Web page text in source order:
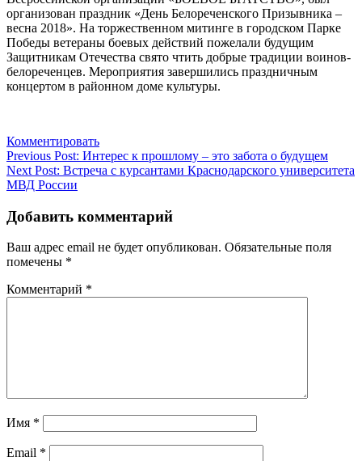
организован праздник «День Белореченского Призывника –
весна 2018». На торжественном митинге в городском Парке
Победы ветераны боевых действий пожелали будущим
Защитникам Отечества свято чтить добрые традиции воинов-
белореченцев. Мероприятия завершились праздничным
концертом в районном доме культуры.
Комментировать
Навигация
по
Previous Post: Интерес к прошлому – это забота о будущем
Next Post: Встреча с курсантами Краснодарского университета
МВД России
Добавить комментарий
Ваш адрес email не будет опубликован. Обязательные поля
помечены *
Комментарий *
Имя *
Email *